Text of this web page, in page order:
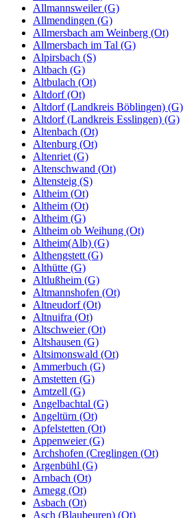
Allmannsweiler (G)
Allmendingen (G)
Allmersbach am Weinberg (Ot)
Allmersbach im Tal (G)
Alpirsbach (S)
Altbach (G)
Altbulach (Ot)
Altdorf (Ot)
Altdorf (Landkreis Böblingen) (G)
Altdorf (Landkreis Esslingen) (G)
Altenbach (Ot)
Altenburg (Ot)
Altenriet (G)
Altenschwand (Ot)
Altensteig (S)
Altheim (Ot)
Altheim (Ot)
Altheim (G)
Altheim ob Weihung (Ot)
Altheim(Alb) (G)
Althengstett (G)
Althütte (G)
Altlußheim (G)
Altmannshofen (Ot)
Altneudorf (Ot)
Altnuifra (Ot)
Altschweier (Ot)
Altshausen (G)
Altsimonswald (Ot)
Ammerbuch (G)
Amstetten (G)
Amtzell (G)
Angelbachtal (G)
Angeltürn (Ot)
Apfelstetten (Ot)
Appenweier (G)
Archshofen (Creglingen (Ot)
Argenbühl (G)
Arnbach (Ot)
Arnegg (Ot)
Asbach (Ot)
Asch (Blaubeuren) (Ot)